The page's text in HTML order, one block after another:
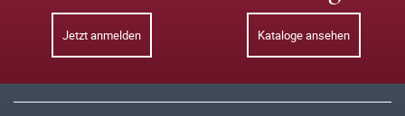
Jetzt anmelden Kataloge ansehen